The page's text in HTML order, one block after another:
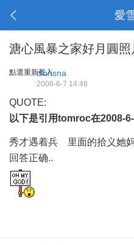
愛
溏心風暴之家好月圓照
點選重新載入
clorisna
2008-6-7 14:48
QUOTE:
以下是引用tomroc在2008-
秀才遇着兵 里面的拾义她妈
回答正确..